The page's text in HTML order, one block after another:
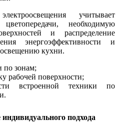
учитывает
необходимую
и распределение
энергоэффективности и
освещению кухни.
по зонам;
рабочей поверхности;
встроенной техники по
подхода